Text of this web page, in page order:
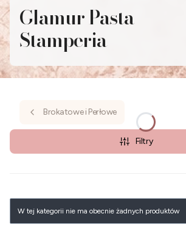
Glamur Pasta
Stamperia
Brokatowe i Perłowe
Filtry
Lista produktów
W tej kategorii nie ma obecnie żadnych produktów